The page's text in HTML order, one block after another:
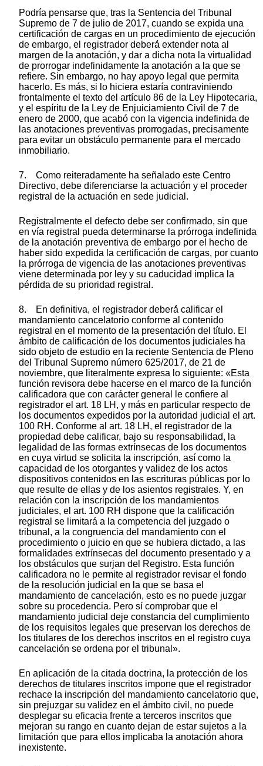
Podría pensarse que, tras la Sentencia del Tribunal
Supremo de 7 de julio de 2017, cuando se expida una
certificación de cargas en un procedimiento de ejecución
de embargo, el registrador deberá́ extender nota al
margen de la anotación, y dar a dicha nota la virtualidad
de prorrogar indefinidamente la anotación a la que se
refiere. Sin embargo, no hay apoyo legal que permita
hacerlo. Es más, si lo hiciera estaría contraviniendo
frontalmente el texto del artículo 86 de la Ley Hipotecaria,
y el espíritu de la Ley de Enjuiciamiento Civil de 7 de
enero de 2000, que acabó con la vigencia indefinida de
las anotaciones preventivas prorrogadas, precisamente
para evitar un obstáculo permanente para el mercado
inmobiliario.
7. Como reiteradamente ha señalado este Centro
Directivo, debe diferenciarse la actuación y el proceder
registral de la actuación en sede judicial.
Registralmente el defecto debe ser confirmado, sin que
en vía registral pueda determinarse la prórroga indefinida
de la anotación preventiva de embargo por el hecho de
haber sido expedida la certificación de cargas, por cuanto
la prórroga de vigencia de las anotaciones preventivas
viene determinada por ley y su caducidad implica la
pérdida de su prioridad registral.
8. En definitiva, el registrador deberá́ calificar el
mandamiento cancelatorio conforme al contenido
registral en el momento de la presentación del título. El
ámbito de calificación de los documentos judiciales ha
sido objeto de estudio en la reciente Sentencia de Pleno
del Tribunal Supremo número 625/2017, de 21 de
noviembre, que literalmente expresa lo siguiente: «Esta
función revisora debe hacerse en el marco de la función
calificadora que con carácter general le confiere al
registrador el art. 18 LH, y más en particular respecto de
los documentos expedidos por la autoridad judicial el art.
100 RH. Conforme al art. 18 LH, el registrador de la
propiedad debe calificar, bajo su responsabilidad, la
legalidad de las formas extrínsecas de los documentos
en cuya virtud se solicita la inscripción, así como la
capacidad de los otorgantes y validez de los actos
dispositivos contenidos en las escrituras públicas por lo
que resulte de ellas y de los asientos registrales. Y, en
relación con la inscripción de los mandamientos
judiciales, el art. 100 RH dispone que la calificación
registral se limitará a la competencia del juzgado o
tribunal, a la congruencia del mandamiento con el
procedimiento o juicio en que se hubiera dictado, a las
formalidades extrínsecas del documento presentado y a
los obstáculos que surjan del Registro. Esta función
calificadora no le permite al registrador revisar el fondo
de la resolución judicial en la que se basa el
mandamiento de cancelación, esto es no puede juzgar
sobre su procedencia. Pero sí comprobar que el
mandamiento judicial deje constancia del cumplimiento
de los requisitos legales que preservan los derechos de
los titulares de los derechos inscritos en el registro cuya
cancelación se ordena por el tribunal».
En aplicación de la citada doctrina, la protección de los
derechos de titulares inscritos impone que el registrador
rechace la inscripción del mandamiento cancelatorio que,
sin prejuzgar su validez en el ámbito civil, no puede
desplegar su eficacia frente a terceros inscritos que
mejoran su rango en cuanto dejan de estar sujetos a la
limitación que para ellos implicaba la anotación ahora
inexistente.